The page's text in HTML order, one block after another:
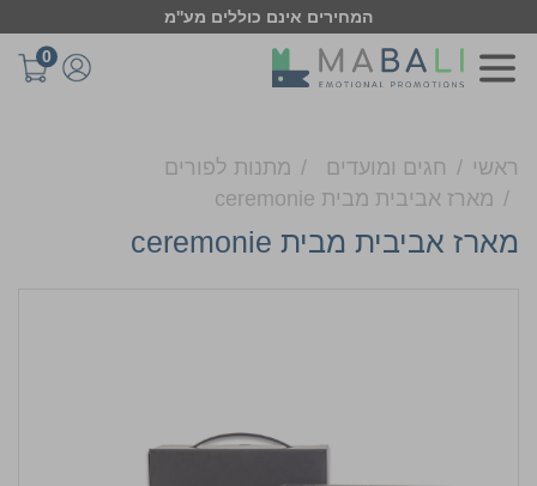
המחירים אינם כוללים מע''מ
0
ראשי חגים ומועדים
מתנות לפורים
מארז אביבית מבית ceremonie
מארז אביבית מבית ceremonie